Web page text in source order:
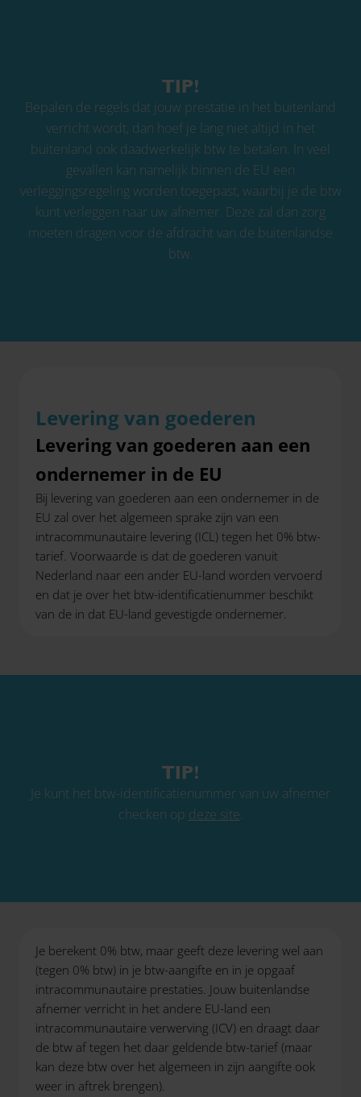
TIP!
Bepalen de regels dat jouw prestatie in het buitenland
verricht wordt, dan hoef je lang niet altijd in het
buitenland ook daadwerkelijk btw te betalen. In veel
gevallen kan namelijk binnen de EU een
verleggingsregeling worden toegepast, waarbij je de btw
kunt verleggen naar uw afnemer. Deze zal dan zorg
moeten dragen voor de afdracht van de buitenlandse
btw.
Levering van goederen
Levering van goederen aan een
ondernemer in de EU
Bij levering van goederen aan een ondernemer in de
EU zal over het algemeen sprake zijn van een
intracommunautaire levering (ICL) tegen het 0% btw-
tarief. Voorwaarde is dat de goederen vanuit
Nederland naar een ander EU-land worden vervoerd
en dat je over het btw-identificatienummer beschikt
van de in dat EU-land gevestigde ondernemer.
TIP!
Je kunt het btw-identificatienummer van uw afnemer
checken op deze site.
Je berekent 0% btw, maar geeft deze levering wel aan
(tegen 0% btw) in je btw-aangifte en in je opgaaf
intracommunautaire prestaties. Jouw buitenlandse
afnemer verricht in het andere EU-land een
intracommunautaire verwerving (ICV) en draagt daar
de btw af tegen het daar geldende btw-tarief (maar
kan deze btw over het algemeen in zijn aangifte ook
weer in aftrek brengen).